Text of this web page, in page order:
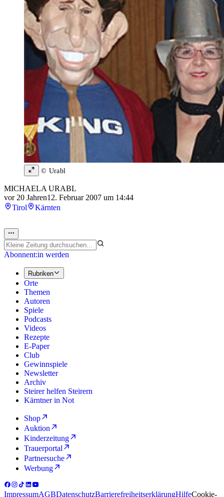
© Urabl
MICHAELA URABL
vor 20 Jahren12. Februar 2007 um 14:44
Tirol
Kärnten
Abonnent:in werden
Rubriken
Orte
Themen
Autoren
Spiele
Podcasts
Videos
Rezepte
E-Paper
Club
Gewinnspiele
Newsletter
Archiv
Steirer helfen Steirern
Kärntner in Not
Shop
Auktion
Kinderzeitung
Trauerportal
Partnersuche
Werbung
ImpressumAGBDatenschutzBarrierefreiheitserklärungHilfeCookie-